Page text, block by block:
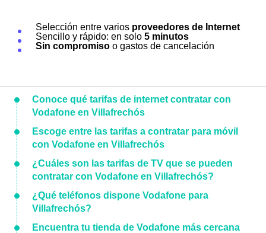
Selección entre varios proveedores de Internet
Sencillo y rápido: en solo 5 minutos
Sin compromiso o gastos de cancelación
Conoce qué tarifas de internet contratar con
Vodafone en Villafrechós
Escoge entre las tarifas a contratar para móvil
con Vodafone en Villafrechós
¿Cuáles son las tarifas de TV que se pueden
contratar con Vodafone en Villafrechós?
¿Qué teléfonos dispone Vodafone para
Villafrechós?
Encuentra tu tienda de Vodafone más cercana